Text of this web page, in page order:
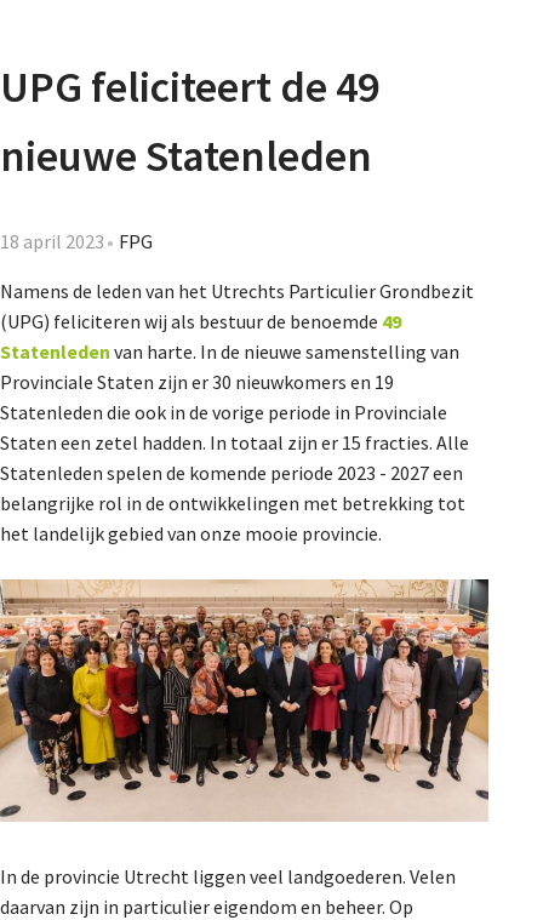
UPG feliciteert de 49
nieuwe Statenleden
18 april 2023 FPG
Namens de leden van het Utrechts Particulier Grondbezit
(UPG) feliciteren wij als bestuur de benoemde 49
Statenleden van harte. In de nieuwe samenstelling van
Provinciale Staten zijn er 30 nieuwkomers en 19
Statenleden die ook in de vorige periode in Provinciale
Staten een zetel hadden. In totaal zijn er 15 fracties. Alle
Statenleden spelen de komende periode 2023 - 2027 een
belangrijke rol in de ontwikkelingen met betrekking tot
het landelijk gebied van onze mooie provincie.
In de provincie Utrecht liggen veel landgoederen. Velen
daarvan zijn in particulier eigendom en beheer. Op
Nieuwsbrief
Lidmaatschap
Dossiers
De Landeigenaar
Contact